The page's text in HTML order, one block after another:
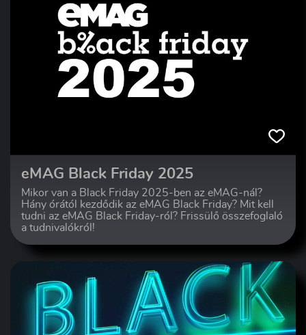
eMAG Black Friday 2025
Mikor van a Black Friday 2025-ben az eMAG-nál?
Hány órától kezdődik az eMAG Black Friday? Mit kell
tudni az eMAG Black Friday-ról? Frissülő összefoglaló
a tudnivalókról!